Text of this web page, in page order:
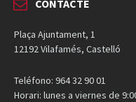
CONTACTE
Plaça Ajuntament, 1
12192 Vilafamés, Castelló
Teléfono: 964 32 90 01
Horari: lunes a viernes de